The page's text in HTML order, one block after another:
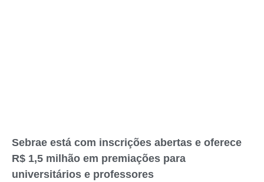
Sebrae está com inscrições abertas e oferece
R$ 1,5 milhão em premiações para
universitários e professores